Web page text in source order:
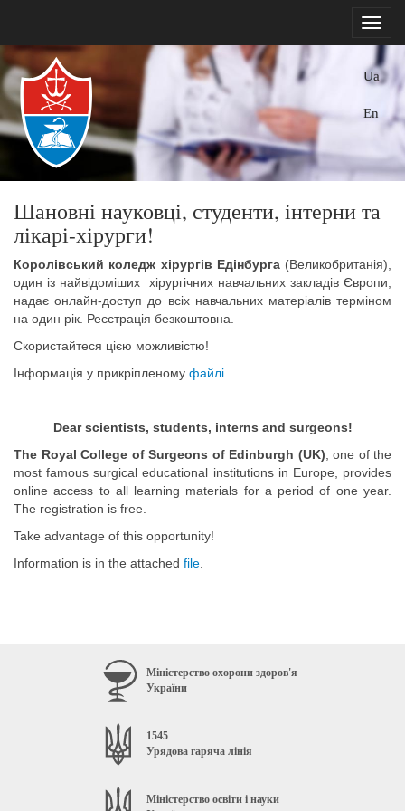
Ua
En
Шановні науковці, студенти, інтерни та
лікарі-хірурги!
Королівський коледж хірургів Едінбурга(Великобританія),
один із найвідоміших хірургічних навчальних закладів Європи,
надає онлайн-доступ до всіх навчальних матеріалів терміном
на один рік. Реєстрація безкоштовна.
Скористайтеся цією можливістю!
Інформація у прикріпленому файлі
Dear scientists, students, interns and surgeons!
The Royal College of Surgeons of Edinburgh (UK) , one of the
most famous surgical educational institutions in Europe, provides
online access to all learning materials for a period of one year.
The registration is free.
Take advantage of this opportunity!
Information is in the attached file
Міністерство охорони здоров'я
України
1545
Урядова гаряча лінія
Міністерство освіти і науки